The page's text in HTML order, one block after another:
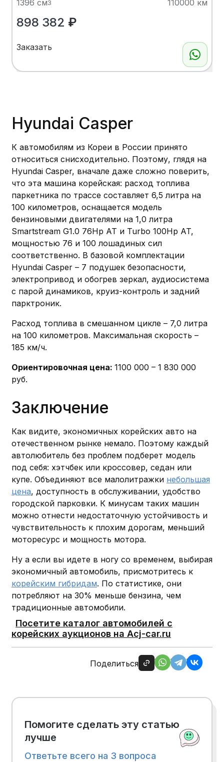
1396 см3 110000 км
898 382 ₽
Заказать
Hyundai Casper
К автомобилям из Кореи в России принято
относиться снисходительно. Поэтому, глядя на
Hyundai Casper, вначале даже сложно поверить,
что эта машина корейская: расход топлива
паркетника по трассе составляет 6,5 литра на
100 километров, оснащается модель
бензиновыми двигателями на 1,0 литра
Smartstream G1.0 76Hp AT и Turbo 100Hp AT,
мощностью 76 и 100 лошадиных сил
соответственно. В базовой комплектации
Hyundai Casper – 7 подушек безопасности,
электропривод и обогрев зеркал, аудиосистема
с парой динамиков, круиз-контроль и задний
парктроник.
Расход топлива в смешанном цикле – 7,0 литра
на 100 километров. Максимальная скорость –
185 км/ч.
Ориентировочная цена: 1100 000 – 1 830 000
руб.
Заключение
Как видите, экономичных корейских авто на
отечественном рынке немало. Поэтому каждый
автолюбитель без проблем подберет модель
под себя: хэтчбек или кроссовер, седан или
купе. Объединяют все малолитражки небольшая
цена, доступность в обслуживании, удобство
городской парковки. К минусам таких машин
можно отнести недостаточную устойчивость и
чувствительность к плохим дорогам, меньший
моторесурс и мощность мотора.
Ну а если вы идете в ногу со временем, выбирая
экономичный автомобиль, присмотритесь к
корейским гибридам. По статистике, они
потребляют на 30% меньше бензина, чем
традиционные автомобили.
Посетите каталог автомобилей с
корейских аукционов на Acj-car.ru
Поделиться
Помогите сделать эту статью
лучше
Ответьте всего на 3 вопроса